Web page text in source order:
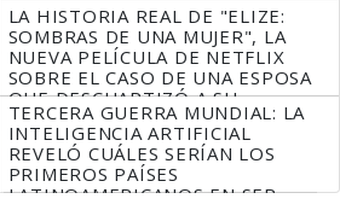
LA HISTORIA REAL DE "ELIZE:
SOMBRAS DE UNA MUJER", LA
NUEVA PELÍCULA DE NETFLIX
SOBRE EL CASO DE UNA ESPOSA
QUE DESCUARTIZÓ A SU
MARIDO
TERCERA GUERRA MUNDIAL: LA
INTELIGENCIA ARTIFICIAL
REVELÓ CUÁLES SERÍAN LOS
PRIMEROS PAÍSES
LATINOAMERICANOS EN SER